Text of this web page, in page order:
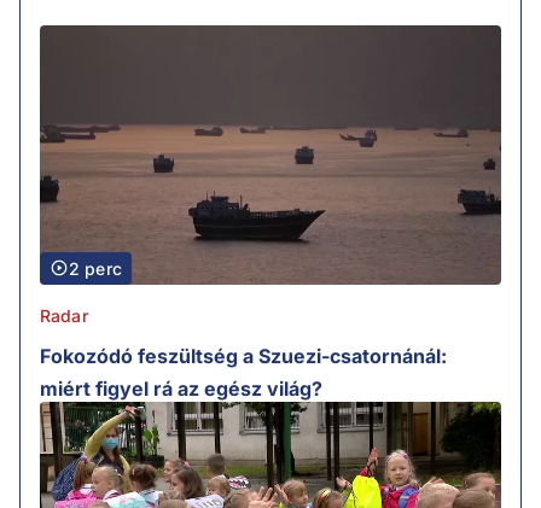
2 perc
Radar
Fokozódó feszültség a Szuezi-csatornánál:
miért figyel rá az egész világ?